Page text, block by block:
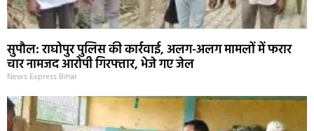
सुपौल: राघोपुर पुलिस की कार्रवाई, अलग-अलग मामलों में फरार
चार नामजद आरोपी गिरफ्तार, भेजे गए जेल
News Express Bihar